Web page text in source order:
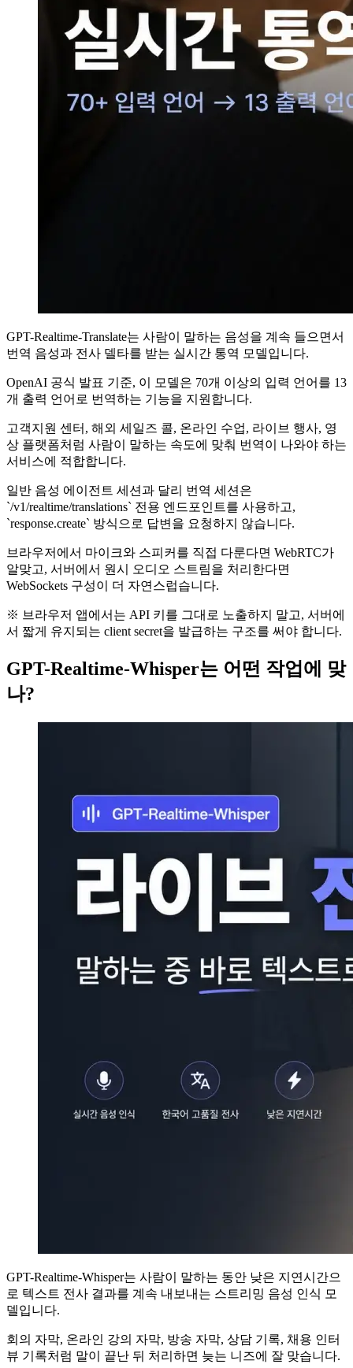
GPT-Realtime-Translate는 사람이 말하는 음성을 계속 들으면서
번역 음성과 전사 델타를 받는 실시간 통역 모델입니다.
OpenAI 공식 발표 기준, 이 모델은 70개 이상의 입력 언어를 13
개 출력 언어로 번역하는 기능을 지원합니다.
고객지원 센터, 해외 세일즈 콜, 온라인 수업, 라이브 행사, 영
상 플랫폼처럼 사람이 말하는 속도에 맞춰 번역이 나와야 하는
서비스에 적합합니다.
일반 음성 에이전트 세션과 달리 번역 세션은
`/v1/realtime/translations` 전용 엔드포인트를 사용하고,
`response.create` 방식으로 답변을 요청하지 않습니다.
브라우저에서 마이크와 스피커를 직접 다룬다면 WebRTC가
알맞고, 서버에서 원시 오디오 스트림을 처리한다면
WebSockets 구성이 더 자연스럽습니다.
※ 브라우저 앱에서는 API 키를 그대로 노출하지 말고, 서버에
서 짧게 유지되는 client secret을 발급하는 구조를 써야 합니다.
GPT-Realtime-Whisper는 어떤 작업에 맞
나?
GPT-Realtime-Whisper는 사람이 말하는 동안 낮은 지연시간으
로 텍스트 전사 결과를 계속 내보내는 스트리밍 음성 인식 모
델입니다.
회의 자막, 온라인 강의 자막, 방송 자막, 상담 기록, 채용 인터
뷰 기록처럼 말이 끝난 뒤 처리하면 늦는 니즈에 잘 맞습니다.